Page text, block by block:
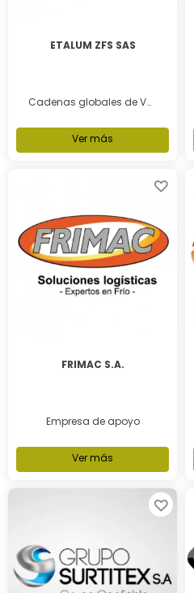
ETALUM ZFS SAS
Cadenas globales de Valor
Ver más
FRIMAC S.A.
Empresa de apoyo
Ver más